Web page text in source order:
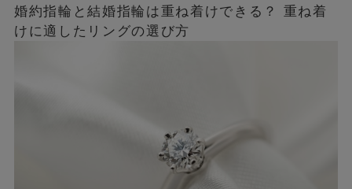
婚約指輪と結婚指輪は重ね着けできる？ 重ね着
けに適したリングの選び方